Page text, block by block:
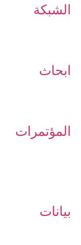
الشبكة
ابحاث
المؤتمرات
بيانات